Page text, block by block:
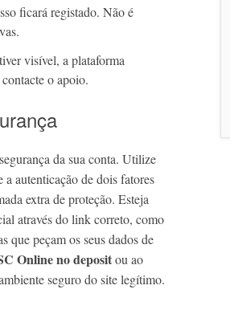
ficará registado. Não é
visível, a plataforma
o apoio.
da sua conta. Utilize
autenticação de dois fatores
extra de proteção. Esteja
através do link correto, como
que peçam os seus dados de
Online no depositou ao
seguro do site legítimo.